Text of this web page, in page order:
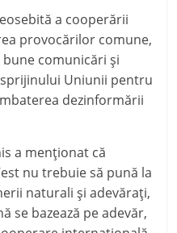
a cooperării
provocărilor comune,
comunicări şi
Uniunii pentru
dezinformării
a menţionat că
nu trebuie să pună la
naturali şi adevăraţi,
se bazează pe adevăr,